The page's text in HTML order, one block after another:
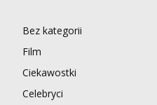
Bez kategorii
Film
Ciekawostki
Celebryci